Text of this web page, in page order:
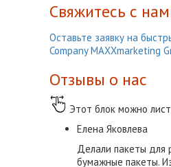
Свяжитесь с
Оставьте заявку на
Company MAXXmarketing
Отзывы о нас
Этот блок можно
Елена Яковлева
Делали пакеты для
бумажные пакеты.